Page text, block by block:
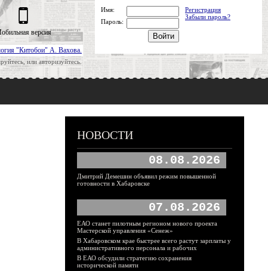
"Китобои" А. Вахова.
или авторизуйтесь.
версия
Имя:
Регистрация
Забыли пароль?
Пароль:
НОВОСТИ
08.08.2026
Дмитрий Демешин объявил режим повышенной
готовности в Хабаровске
07.08.2026
ЕАО станет пилотным регионом нового проекта
Мастерской управления «Сенеж»
В Хабаровском крае быстрее всего растут зарплаты у
административного персонала и рабочих
В ЕАО обсудили стратегию сохранения
исторической памяти